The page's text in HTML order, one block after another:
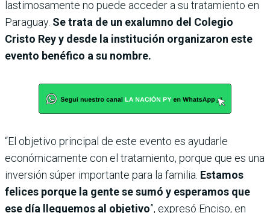
lastimosamente no puede acceder a su tratamiento en
Paraguay. Se trata de un exalumno del Colegio
Cristo Rey y desde la institución organizaron este
evento benéfico a su nombre.
“El objetivo principal de este evento es ayudarle
económicamente con el tratamiento, porque que es una
inversión súper importante para la familia. Estamos
felices porque la gente se sumó y esperamos que
ese día lleguemos al objetivo”, expresó Enciso, en